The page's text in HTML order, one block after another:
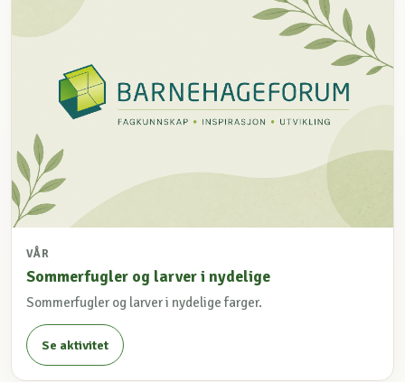
VÅR
Sommerfugler og larver i nydelige
Sommerfugler og larver i nydelige farger.
Se aktivitet